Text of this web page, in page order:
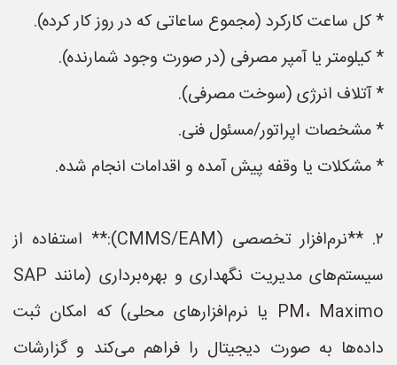
* کل ساعت کارکرد (مجموع ساعاتی که در روز کار کرده).
* کیلومتر یا آمپر مصرفی (در صورت وجود شمارنده).
* آتلاف انرژی (سوخت مصرفی).
* مشخصات اپراتور/مسئول فنی.
* مشکلات یا وقفه پیش آمده و اقدامات انجام شده.
۲. **نرم‌افزار تخصصی (CMMS/EAM):** استفاده از
سیستم‌های مدیریت نگهداری و بهره‌برداری (مانند SAP
PM، Maximo یا نرم‌افزارهای محلی) که امکان ثبت
داده‌ها به صورت دیجیتال را فراهم می‌کند و گزارشات